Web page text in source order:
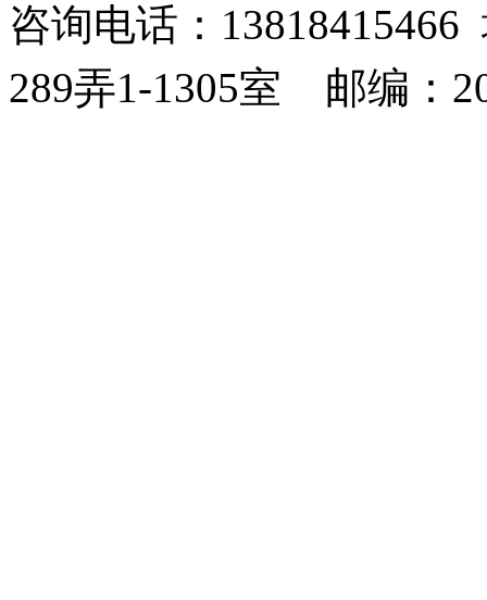
咨询电话：
289弄1-1305室
邮编：